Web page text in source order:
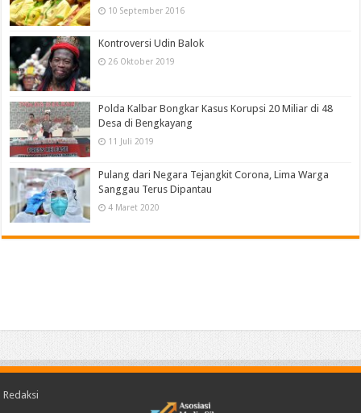
10 September 2016
Kontroversi Udin Balok
26 Oktober 2019
Polda Kalbar Bongkar Kasus Korupsi 20 Miliar di 48
Desa di Bengkayang
11 Juli 2019
Pulang dari Negara Tejangkit Corona, Lima Warga
Sanggau Terus Dipantau
4 Maret 2020
Redaksi